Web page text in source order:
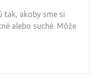
tak, akoby sme si
alebo suché. Môže